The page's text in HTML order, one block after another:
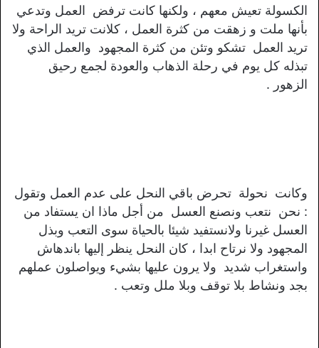
الكسولة تعيش معهم ، ولكنها كانت ترفض العمل وتدعي
بأنها ملت و زهقت من كثرة العمل ، كلانت تريد الراحة ولا
تريد العمل تشكو وتئن من كثرة المجهود والعمل الذي
تبذله كل يوم في رحلة الذهاب والعودة لجمع رحيق
الزهور .
وكانت نحولة تحرض باقي النحل على عدم العمل وتقول
: نحن نتعب ونصنع العسل من أجل ماذا ان يستفاد من
العسل غيرنا ولانستفيد شيئا بالحياة سوى التعب وبذل
المجهود ولا نرتاح ابدا ، كان النحل ينظر إليها باندهاش
واستغراب شديد ولا يرون عليها بشيء ويواصلون عملهم
بجد ونشاط بلا توقف وبلا ملل وتعب .